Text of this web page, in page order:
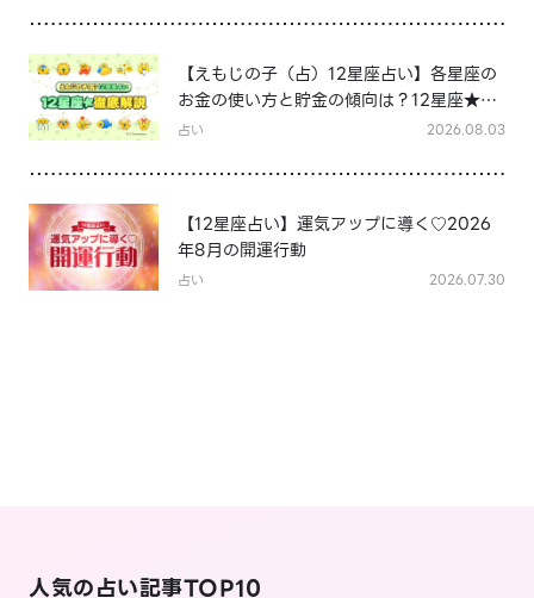
【えもじの子（占）12星座占い】各星座の
お金の使い方と貯金の傾向は？12星座★徹
底解説
占い 2026.08.03
【12星座占い】運気アップに導く♡2026
年8月の開運行動
占い 2026.07.30
人気の占い記事TOP10